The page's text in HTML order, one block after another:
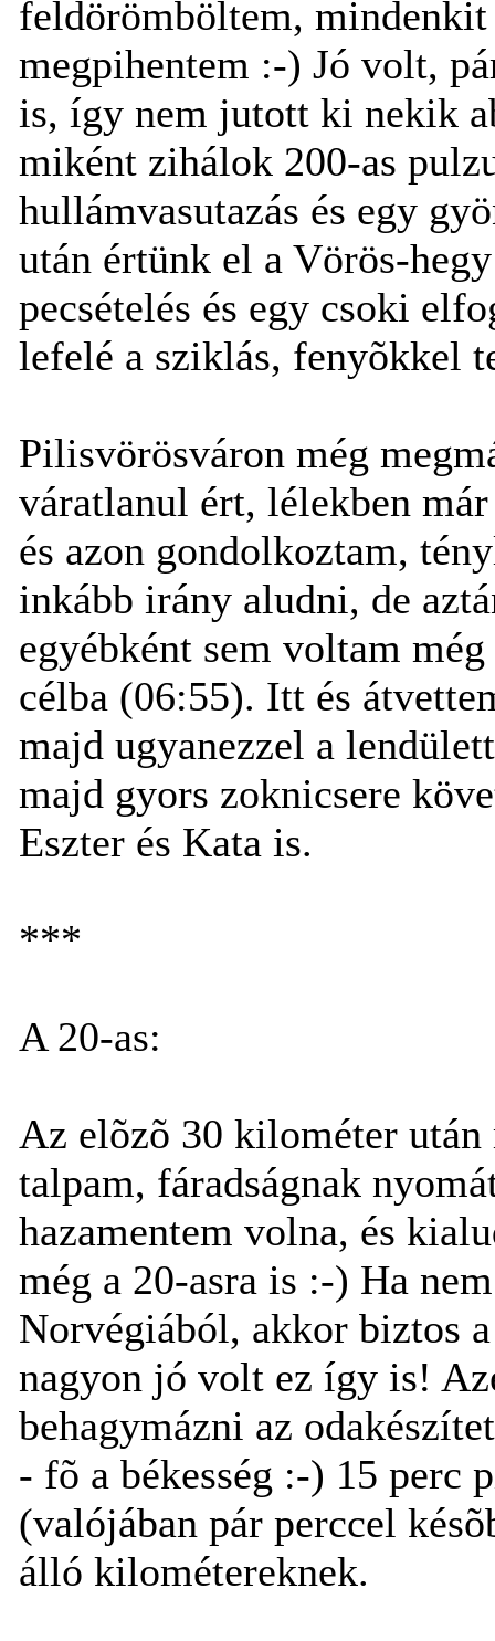
feldörömböltem, mindenkit
megpihentem :-) Jó volt,
is, így nem jutott ki nekik
miként zihálok 200-as
hullámvasutazás és egy
után értünk el a Vörös-
pecsételés és egy csoki
lefelé a sziklás, fenyõkkel
Pilisvörösváron még
váratlanul ért, lélekben
és azon gondolkoztam,
inkább irány aludni, de
egyébként sem voltam
célba (06:55). Itt és
majd ugyanezzel a
majd gyors zoknicsere
Eszter és Kata is.
***
A 20-as:
Az elõzõ 30 kilométer
talpam, fáradságnak
hazamentem volna, és
még a 20-asra is :-) Ha
Norvégiából, akkor biztos
nagyon jó volt ez így is!
behagymázni az
- fõ a békesség :-) 15 perc
(valójában pár perccel
álló kilométereknek.